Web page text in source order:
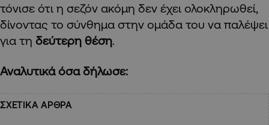
τόνισε ότι η σεζόν ακόμη δεν έχει ολοκληρωθεί,
δίνοντας το σύνθημα στην ομάδα του να παλέψει
για τη δεύτερη θέση.
Αναλυτικά όσα δήλωσε:
ΣΧΕΤΙΚΑ ΑΡΘΡΑ